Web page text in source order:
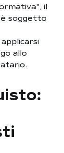
il
soggetto
allo